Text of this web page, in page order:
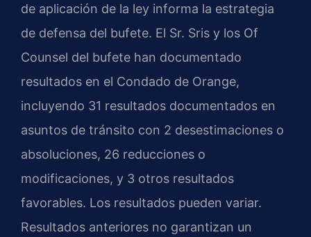
de aplicación de la ley informa la estrategia
de defensa del bufete. El Sr. Sris y los Of
Counsel del bufete han documentado
resultados en el Condado de Orange,
incluyendo 31 resultados documentados en
asuntos de tránsito con 2 desestimaciones o
absoluciones, 26 reducciones o
modificaciones, y 3 otros resultados
favorables. Los resultados pueden variar.
Resultados anteriores no garantizan un